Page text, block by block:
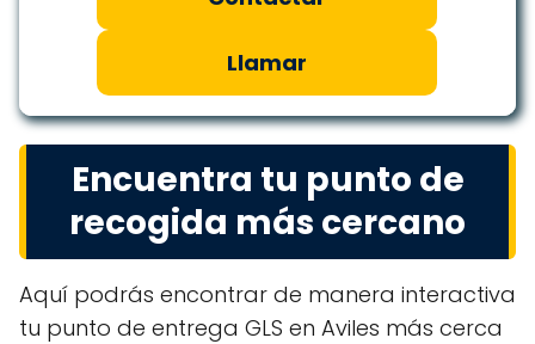
Llamar
Encuentra tu punto de
recogida más cercano
Aquí podrás encontrar de manera interactiva
tu punto de entrega GLS en Aviles más cerca